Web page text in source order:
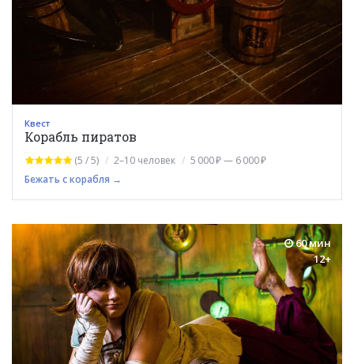
Квест
Корабль пиратов
(5 / 5) 2–10 человек
5 000 ₽ — 6 000 ₽
Бежать с корабля →
60 мин
12+